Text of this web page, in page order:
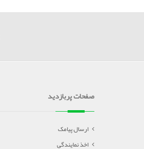
صفحات پربازدید
ارسال پیامک
اخذ نمایندگی